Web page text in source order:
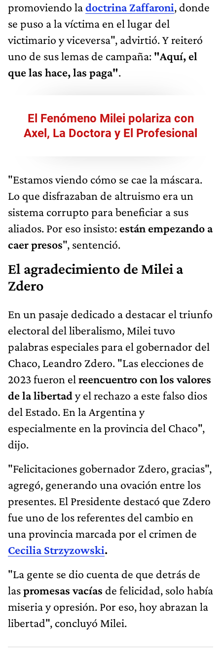
promoviendo ladoctrina Zaffaroni, donde
se puso a la víctima en el lugar del
victimario y viceversa", advirtió. Y reiteró
uno de sus lemas de campaña: "Aquí, el
que las hace, las paga".
El Fenómeno Milei polariza con
Axel, La Doctora y El Profesional
"Estamos viendo cómo se cae la máscara.
Lo que disfrazaban de altruismo era un
sistema corrupto para beneficiar a sus
aliados. Por eso insisto: están empezando a
caer presos", sentenció.
El agradecimiento de Milei a
Zdero
En un pasaje dedicado a destacar el triunfo
electoral del liberalismo, Milei tuvo
palabras especiales para el gobernador del
Chaco, Leandro Zdero. "Las elecciones de
2023 fueron el reencuentro con los valores
de la libertady el rechazo a este falso dios
del Estado. En la Argentina y
especialmente en la provincia del Chaco",
dijo.
"Felicitaciones gobernador Zdero, gracias",
agregó, generando una ovación entre los
presentes. El Presidente destacó que Zdero
fue uno de los referentes del cambio en
una provincia marcada por el crimen de
Cecilia Strzyzowski.
"La gente se dio cuenta de que detrás de
laspromesas vacías de felicidad, solo había
miseria y opresión. Por eso, hoy abrazan la
libertad", concluyó Milei.